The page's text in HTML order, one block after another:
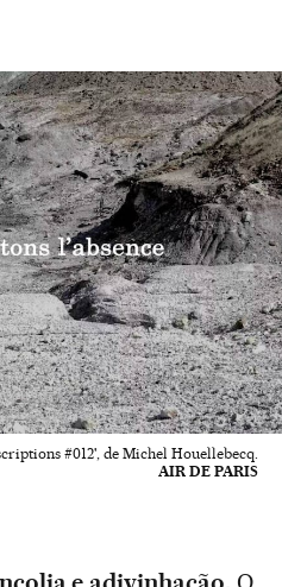
#012', de Michel Houellebecq.
AIR DE PARIS